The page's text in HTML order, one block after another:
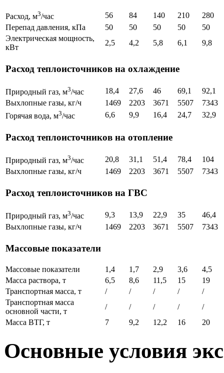
Расход, м3/час 56 84 140 210
280
Перепад давления, кПа
50 50 50 50
50
Электрическая мощность,
кВт
2,5 4,2 5,8 6,1 9,8
Расход теплоисточников на охлаждение
Природный газ, м3/час 18,4 27,6 46 69,1
92,1
Выхлопные газы, кг/ч
1469 2203 3671 5507
7343
Горячая вода, м3/час 6,6 9,9 16,4 24,7 32,9
Расход теплоисточников на отопление
Природный газ, м3/час 20,8 31,1 51,4 78,4
104
Выхлопные газы, кг/ч
1469 2203 3671 5507 7343
Расход теплоисточников на ГВС
Природный газ, м3/час 9,3 13,9 22,9 35
46,4
Выхлопные газы, кг/ч
1469 2203 3671 5507 7343
Массовые показатели
Массовые показатели 1,4 1,7 2,9 3,6
4,5
Масса раствора, т
6,5 8,6 11,5 15
19
Транспортная масса, т
/ / / /
/
Транспортная масса
основной части, т
/ / / /
/
Масса ВТГ, т
7 9,2 12,2 16 20
Основные условия